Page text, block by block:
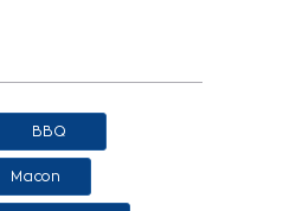
BBQ
Macon